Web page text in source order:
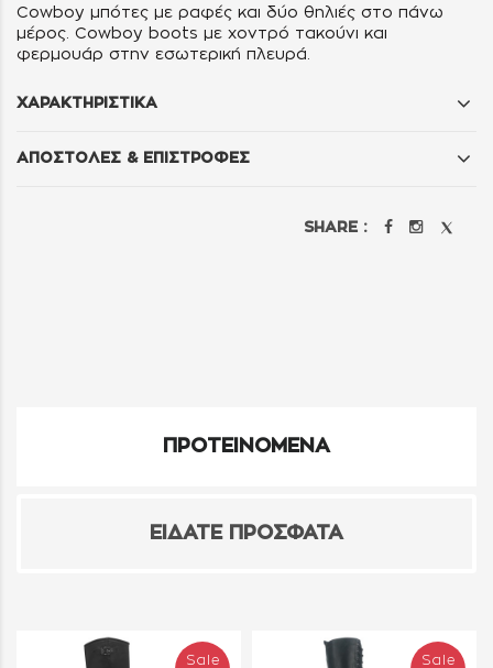
Cowboy μπότες με ραφές και δύο θηλιές στο πάνω
μέρος. Cowboy boots με χοντρό τακούνι και
φερμουάρ στην εσωτερική πλευρά.
ΧΑΡΑΚΤΗΡΙΣΤΙΚΑ
ΑΠΟΣΤΟΛΕΣ & ΕΠΙΣΤΡΟΦΕΣ
SHARE :
ΠΡΟΤΕΙΝΟΜΕΝΑ
ΕΙΔΑΤΕ ΠΡΟΣΦΑΤΑ
Sale
Sale